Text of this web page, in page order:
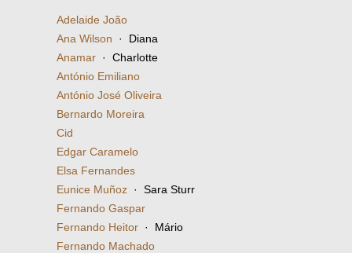
Adelaide João
Ana Wilson · Diana
Anamar · Charlotte
António Emiliano
António José Oliveira
Bernardo Moreira
Cid
Edgar Caramelo
Elsa Fernandes
Eunice Muñoz · Sara Sturr
Fernando Gaspar
Fernando Heitor · Mário
Fernando Machado